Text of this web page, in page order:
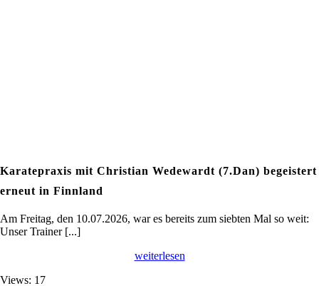
Karatepraxis mit Christian Wedewardt (7.Dan) begeistert
erneut in Finnland
Am Freitag, den 10.07.2026, war es bereits zum siebten Mal so weit:
Unser Trainer [...]
weiterlesen
Views: 17